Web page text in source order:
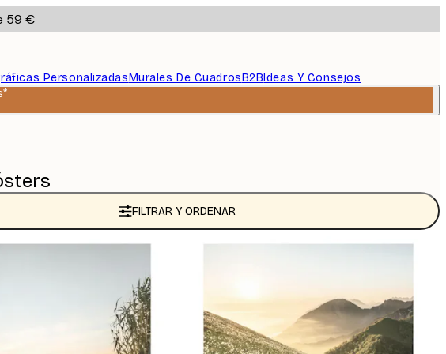
59 €
PersonalizadasMurales De CuadrosB2BIdeas Y Consejos
FILTRAR Y ORDENAR